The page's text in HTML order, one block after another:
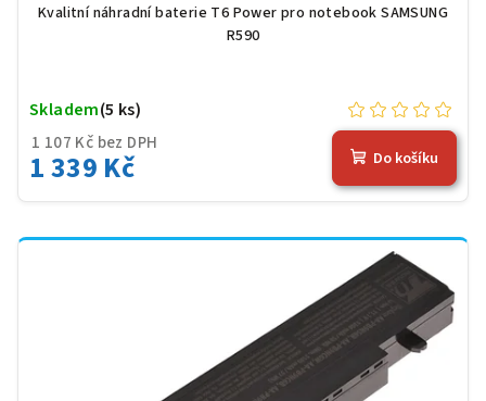
Kvalitní náhradní baterie T6 Power pro notebook SAMSUNG
R590
1 107 Kč bez DPH
1 339 Kč
Skladem(5 ks)
Do košíku